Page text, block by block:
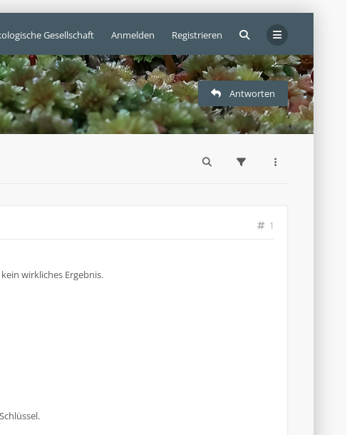
Gesellschaft Anmelden Registrieren
Antworten
1
wirkliches Ergebnis.